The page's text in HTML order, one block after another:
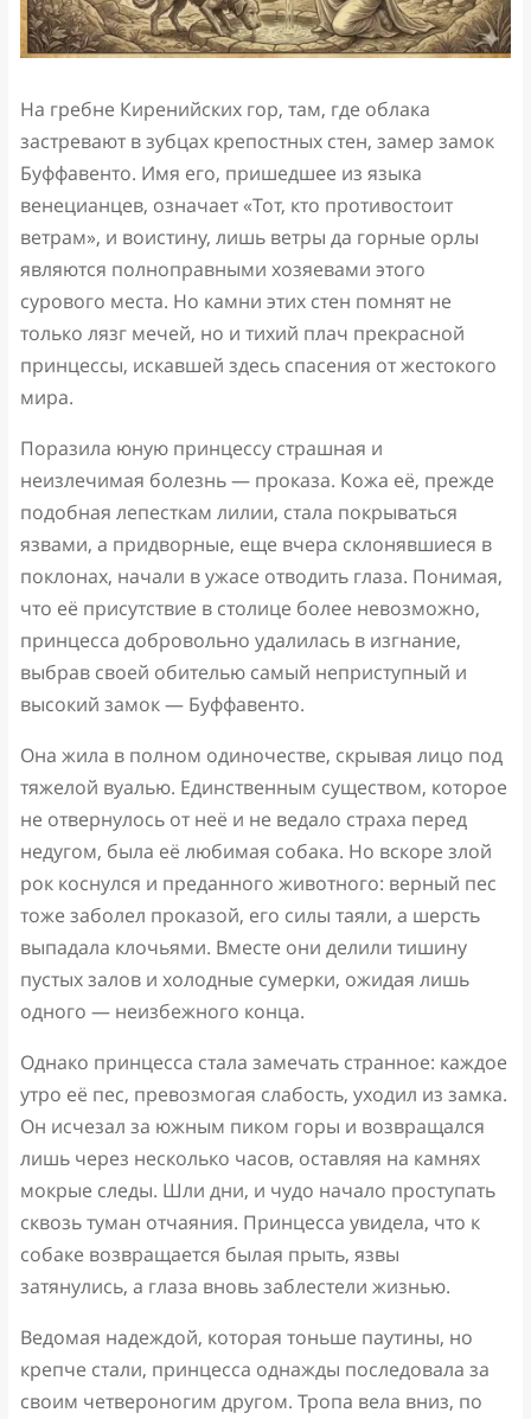
На гребне Киренийских гор, там, где облака
застревают в зубцах крепостных стен, замер замок
Буффавенто. Имя его, пришедшее из языка
венецианцев, означает «Тот, кто противостоит
ветрам», и воистину, лишь ветры да горные орлы
являются полноправными хозяевами этого
сурового места. Но камни этих стен помнят не
только лязг мечей, но и тихий плач прекрасной
принцессы, искавшей здесь спасения от жестокого
мира.
Поразила юную принцессу страшная и
неизлечимая болезнь — проказа. Кожа её, прежде
подобная лепесткам лилии, стала покрываться
язвами, а придворные, еще вчера склонявшиеся в
поклонах, начали в ужасе отводить глаза. Понимая,
что её присутствие в столице более невозможно,
принцесса добровольно удалилась в изгнание,
выбрав своей обителью самый неприступный и
высокий замок — Буффавенто.
Она жила в полном одиночестве, скрывая лицо под
тяжелой вуалью. Единственным существом, которое
не отвернулось от неё и не ведало страха перед
недугом, была её любимая собака. Но вскоре злой
рок коснулся и преданного животного: верный пес
тоже заболел проказой, его силы таяли, а шерсть
выпадала клочьями. Вместе они делили тишину
пустых залов и холодные сумерки, ожидая лишь
одного — неизбежного конца.
Однако принцесса стала замечать странное: каждое
утро её пес, превозмогая слабость, уходил из замка.
Он исчезал за южным пиком горы и возвращался
лишь через несколько часов, оставляя на камнях
мокрые следы. Шли дни, и чудо начало проступать
сквозь туман отчаяния. Принцесса увидела, что к
собаке возвращается былая прыть, язвы
затянулись, а глаза вновь заблестели жизнью.
Ведомая надеждой, которая тоньше паутины, но
крепче стали, принцесса однажды последовала за
своим четвероногим другом. Тропа вела вниз, по